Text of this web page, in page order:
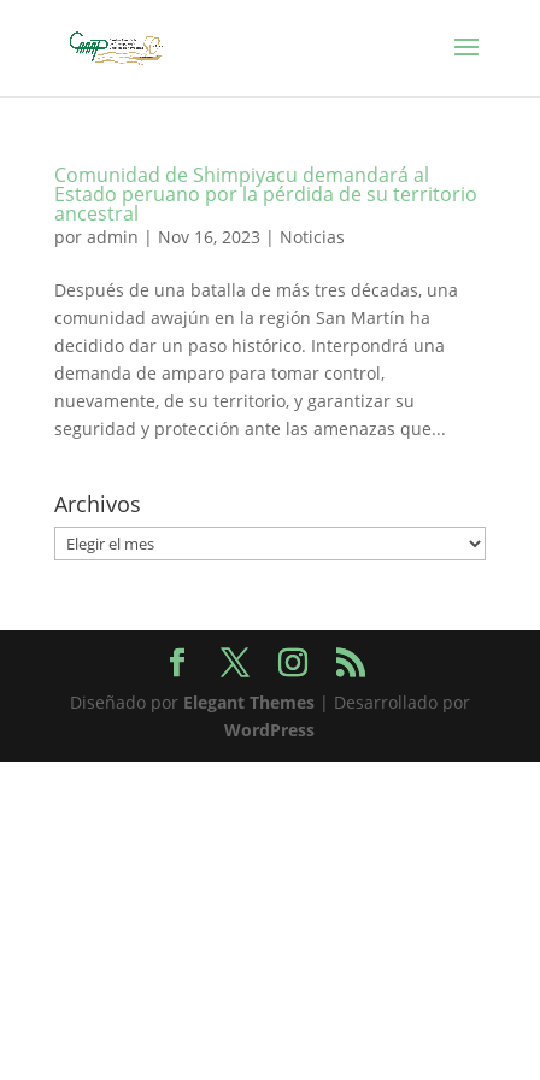
Comunidad de Shimpiyacu demandará al
Estado peruano por la pérdida de su territorio
ancestral
por admin | Nov 16, 2023 | Noticias
Después de una batalla de más tres décadas, una
comunidad awajún en la región San Martín ha
decidido dar un paso histórico. Interpondrá una
demanda de amparo para tomar control,
nuevamente, de su territorio, y garantizar su
seguridad y protección ante las amenazas que...
Archivos
Archivos
Diseñado por Elegant Themes| Desarrollado por
WordPress